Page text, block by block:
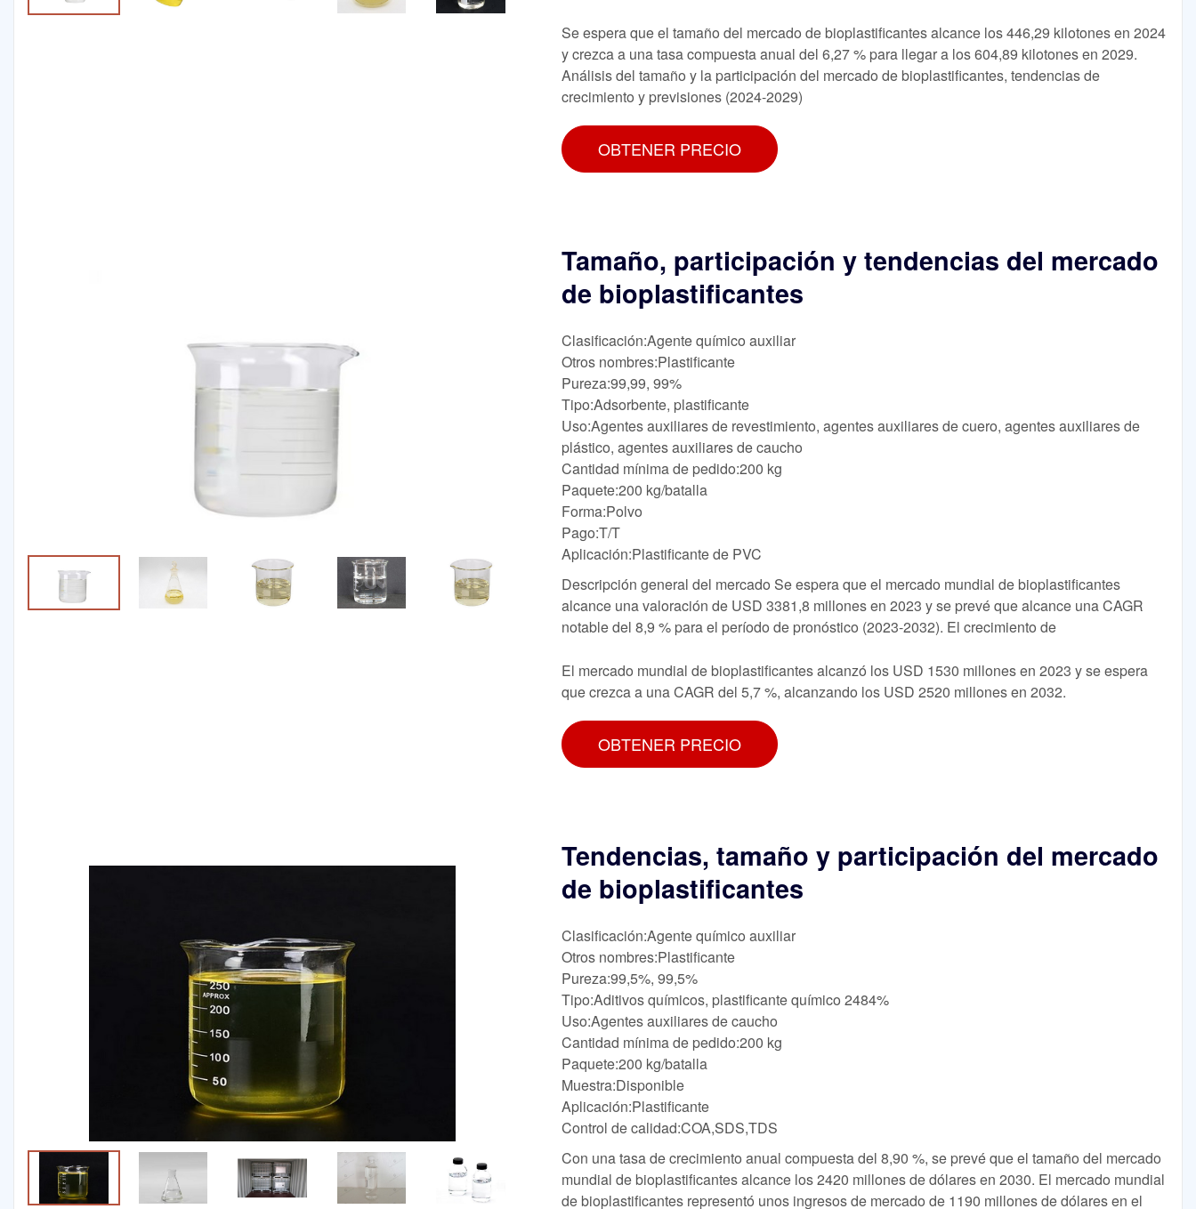
Se espera que el tamaño del mercado de bioplastificantes alcance los 446,29 kilotones en 2024
y crezca a una tasa compuesta anual del 6,27 % para llegar a los 604,89 kilotones en 2029.
Análisis del tamaño y la participación del mercado de bioplastificantes, tendencias de
crecimiento y previsiones (2024-2029)
OBTENER PRECIO
Tamaño, participación y tendencias del mercado
de bioplastificantes
Clasificación:Agente químico auxiliar
Otros nombres:Plastificante
Pureza:99,99, 99%
Tipo:Adsorbente, plastificante
Uso:Agentes auxiliares de revestimiento, agentes auxiliares de cuero, agentes auxiliares de
plástico, agentes auxiliares de caucho
Cantidad mínima de pedido:200 kg
Paquete:200 kg/batalla
Forma:Polvo
Pago:T/T
Aplicación:Plastificante de PVC
Descripción general del mercado Se espera que el mercado mundial de bioplastificantes
alcance una valoración de USD 3381,8 millones en 2023 y se prevé que alcance una CAGR
notable del 8,9 % para el período de pronóstico (2023-2032). El crecimiento de
El mercado mundial de bioplastificantes alcanzó los USD 1530 millones en 2023 y se espera
que crezca a una CAGR del 5,7 %, alcanzando los USD 2520 millones en 2032.
OBTENER PRECIO
Tendencias, tamaño y participación del mercado
de bioplastificantes
Clasificación:Agente químico auxiliar
Otros nombres:Plastificante
Pureza:99,5%, 99,5%
Tipo:Aditivos químicos, plastificante químico 2484%
Uso:Agentes auxiliares de caucho
Cantidad mínima de pedido:200 kg
Paquete:200 kg/batalla
Muestra:Disponible
Aplicación:Plastificante
Control de calidad:COA,SDS,TDS
Con una tasa de crecimiento anual compuesta del 8,90 %, se prevé que el tamaño del mercado
mundial de bioplastificantes alcance los 2420 millones de dólares en 2030. El mercado mundial
de bioplastificantes representó unos ingresos de mercado de 1190 millones de dólares en el